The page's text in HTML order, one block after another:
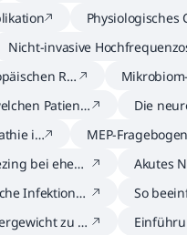
Physiologisches
Nicht-invasive
RD
Patiente
Die
is
MEP-
bei ehem
Akutes
Infektionen
So
zu Ü